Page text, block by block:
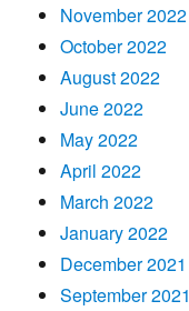
November 2022
October 2022
August 2022
June 2022
May 2022
April 2022
March 2022
January 2022
December 2021
September 2021